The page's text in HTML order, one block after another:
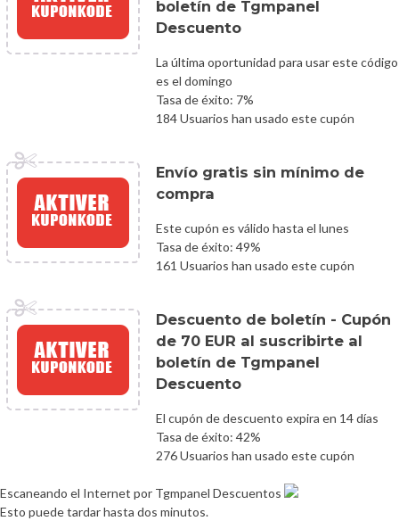
boletín de Tgmpanel
Descuento
La última oportunidad para usar este código
es el domingo
Tasa de éxito: 7%
184 Usuarios han usado este cupón
Envío gratis sin mínimo de
compra
Este cupón es válido hasta el lunes
Tasa de éxito: 49%
161 Usuarios han usado este cupón
Descuento de boletín - Cupón
de 70 EUR al suscribirte al
boletín de Tgmpanel
Descuento
El cupón de descuento expira en 14 días
Tasa de éxito: 42%
276 Usuarios han usado este cupón
Escaneando el Internet por Tgmpanel Descuentos
Esto puede tardar hasta dos minutos.